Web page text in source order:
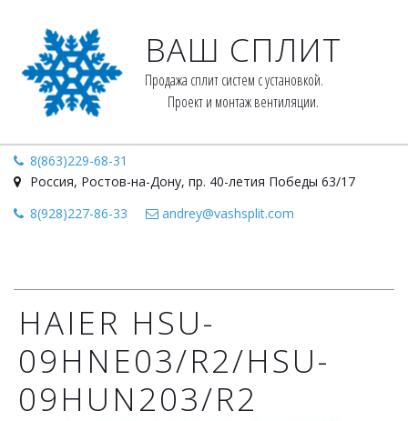
ВАШ СПЛИТ
Продажа сплит систем с установкой.
Проект и монтаж вентиляции.
8(863)229-68-31
Россия, Ростов-на-Дону, пр. 40-летия Победы 63/17
8(928)227-86-33
andrey@vashsplit.com
HAIER HSU-
09HNE03/R2/HSU-
09HUN203/R2